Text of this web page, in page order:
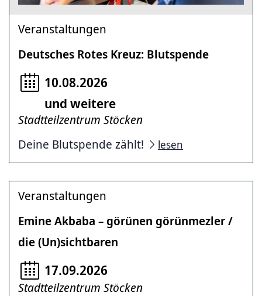
Veranstaltungen
Deutsches Rotes Kreuz: Blutspende
10.08.2026
und weitere
Stadtteilzentrum Stöcken
Deine Blutspende zählt!
lesen
Veranstaltungen
Emine Akbaba – görünen görünmezler /
die (Un)sichtbaren
17.09.2026
Stadtteilzentrum Stöcken